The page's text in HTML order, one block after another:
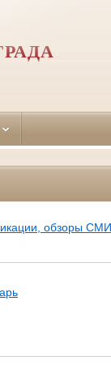
обзоры СМИ